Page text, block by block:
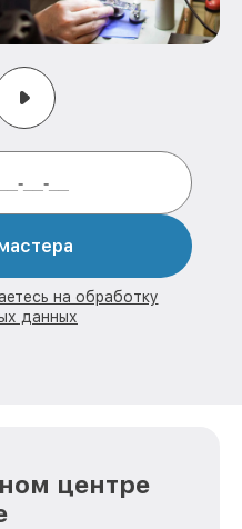
на обработку
данных
центре